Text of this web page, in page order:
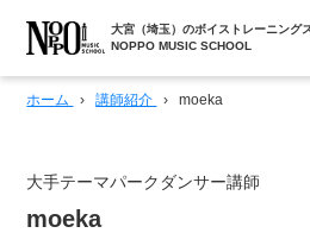
大宮（埼玉）のボイストレーニング
NOPPO MUSIC SCHOOL
ホーム › 講師紹介 › moeka
大手テーマパークダンサー講師
moeka